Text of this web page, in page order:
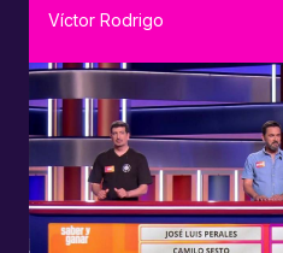
Víctor Rodrigo